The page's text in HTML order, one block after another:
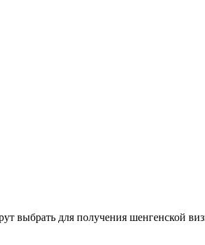
выбрать для получения шенгенской